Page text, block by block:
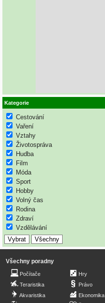
Kategorie
Cestování
Vaření
Vztahy
Životospráva
Hudba
Film
Móda
Sport
Hobby
Volný čas
Rodina
Zdraví
Vzdělávání
Všechny poradny
Počítače
Teraristika
Akvaristika
Hry
Právo
Ekonomika